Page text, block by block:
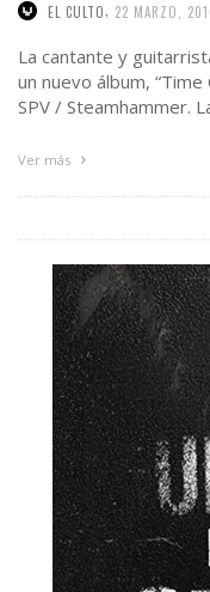
EL CULTO 22 MARZO,
La cantante y
un nuevo álbum,
SPV / Steamhammer.
Ver más